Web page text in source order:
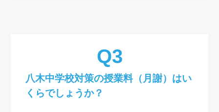
八木中学校対策の授業料（月謝）はい
くらでしょうか？